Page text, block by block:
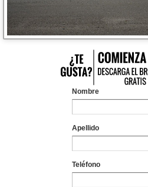
Nombre
Apellido
Teléfono